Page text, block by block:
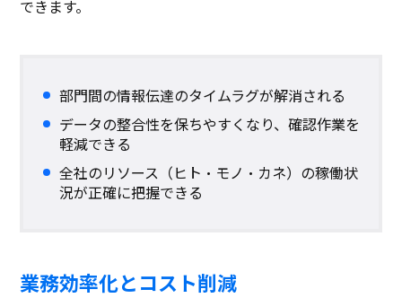
できます。
部門間の情報伝達のタイムラグが解消される
データの整合性を保ちやすくなり、確認作業を
軽減できる
全社のリソース（ヒト・モノ・カネ）の稼働状
況が正確に把握できる
業務効率化とコスト削減